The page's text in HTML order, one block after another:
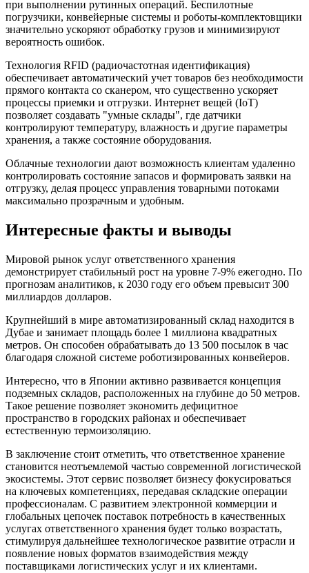
при выполнении рутинных операций. Беспилотные
погрузчики, конвейерные системы и роботы-комплектовщики
значительно ускоряют обработку грузов и минимизируют
вероятность ошибок.
Технология RFID (радиочастотная идентификация)
обеспечивает автоматический учет товаров без необходимости
прямого контакта со сканером, что существенно ускоряет
процессы приемки и отгрузки. Интернет вещей (IoT)
позволяет создавать "умные склады", где датчики
контролируют температуру, влажность и другие параметры
хранения, а также состояние оборудования.
Облачные технологии дают возможность клиентам удаленно
контролировать состояние запасов и формировать заявки на
отгрузку, делая процесс управления товарными потоками
максимально прозрачным и удобным.
Интересные факты и выводы
Мировой рынок услуг ответственного хранения
демонстрирует стабильный рост на уровне 7-9% ежегодно. По
прогнозам аналитиков, к 2030 году его объем превысит 300
миллиардов долларов.
Крупнейший в мире автоматизированный склад находится в
Дубае и занимает площадь более 1 миллиона квадратных
метров. Он способен обрабатывать до 13 500 посылок в час
благодаря сложной системе роботизированных конвейеров.
Интересно, что в Японии активно развивается концепция
подземных складов, расположенных на глубине до 50 метров.
Такое решение позволяет экономить дефицитное
пространство в городских районах и обеспечивает
естественную термоизоляцию.
В заключение стоит отметить, что ответственное хранение
становится неотъемлемой частью современной логистической
экосистемы. Этот сервис позволяет бизнесу фокусироваться
на ключевых компетенциях, передавая складские операции
профессионалам. С развитием электронной коммерции и
глобальных цепочек поставок потребность в качественных
услугах ответственного хранения будет только возрастать,
стимулируя дальнейшее технологическое развитие отрасли и
появление новых форматов взаимодействия между
поставщиками логистических услуг и их клиентами.